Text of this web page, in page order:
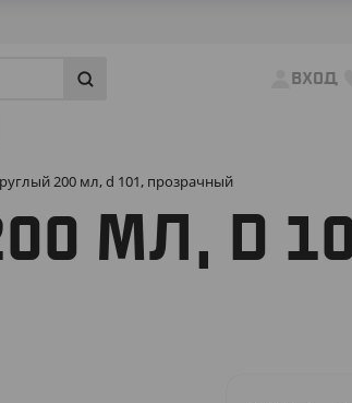
ВХОД
200 мл, d 101, прозрачный
МЛ, D